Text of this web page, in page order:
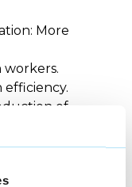
More
of